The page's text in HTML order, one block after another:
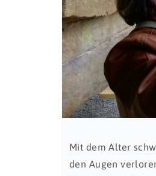
Mit dem Alter
den Augen